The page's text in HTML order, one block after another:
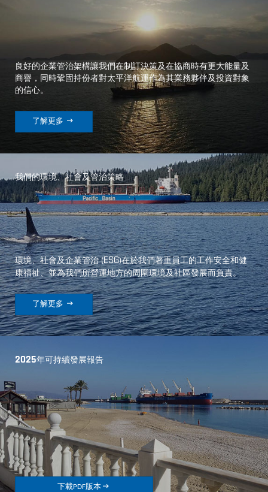
良好的企業管治架構讓我們在制訂決策及在協商時有更大能量及
商譽，同時鞏固持份者對太平洋航運作為其業務夥伴及投資對象
的信心。
了解更多 
我們的環境、社會及管治策略
環境、社會及企業管治(ESG)在於我們著重員工的工作安全和健
康福祉、並為我們所營運地方的周圍環境及社區發展而負責。
了解更多 
2025年可持續發展報告
下載PDF版本 